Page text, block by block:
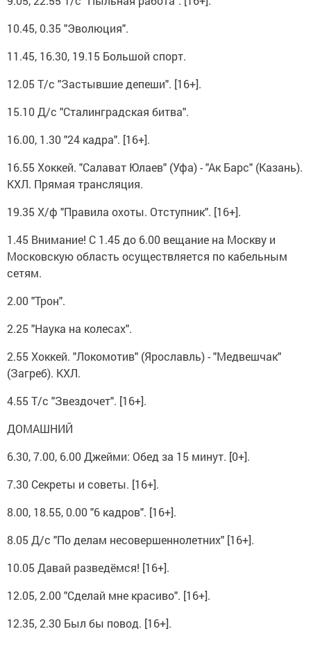
10.45, 0.35 "Эволюция".
11.45, 16.30, 19.15 Большой спорт.
12.05 Т/с "Застывшие депеши". [16+].
15.10 Д/с "Сталинградская битва".
16.00, 1.30 "24 кадра". [16+].
16.55 Хоккей. "Салават Юлаев" (Уфа) - "Ак Барс" (Казань).
КХЛ. Прямая трансляция.
19.35 Х/ф "Правила охоты. Отступник". [16+].
1.45 Внимание! С 1.45 до 6.00 вещание на Москву и
Московскую область осуществляется по кабельным
сетям.
2.00 "Трон".
2.25 "Наука на колесах".
2.55 Хоккей. "Локомотив" (Ярославль) - "Медвешчак"
(Загреб). КХЛ.
4.55 Т/с "Звездочет". [16+].
ДОМАШНИЙ
6.30, 7.00, 6.00 Джейми: Обед за 15 минут. [0+].
7.30 Секреты и советы. [16+].
8.00, 18.55, 0.00 "6 кадров". [16+].
8.05 Д/с "По делам несовершеннолетних" [16+].
10.05 Давай разведёмся! [16+].
12.05, 2.00 "Сделай мне красиво". [16+].
12.35, 2.30 Был бы повод. [16+].